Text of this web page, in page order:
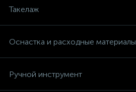
Такелаж
Оснастка и расходные материалы
Ручной инструмент